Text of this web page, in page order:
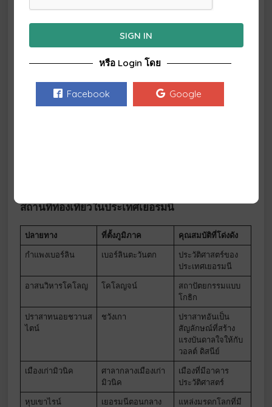
9.ประเทศเยอรมนี
ประเทศเยอรมนีอยู่ในอันดับที่ 9 โดยมี นักท่องเที่ยวจำนวน
ที่ทางประวัติศาสตร์ และแน่นอนว่ารวมถึงเทศกาล
สถานที่ท่องเที่ยวในประเทศเยอรมนี
ปลายทาง ที่ตั้งภูมิภาค
คุณสมบัติที่โด่งดัง
กำแพงเบอร์ลิน
เบอร์ลินตะวันตก
ประวัติศาสตร์ของ
ประเทศเยอรมนี
อาสนวิหารโคโลญ
โคโลญจน์
สถาปัตยกรรมแบบ
โกธิก
ปราสาทนอยชวานส
ไตน์
ชวังเกา
ปราสาทอันเป็น
สัญลักษณ์ที่สร้าง
แรงบันดาลใจให้กับ
วอลต์ ดิสนีย์
เมืองเก่ามิวนิค
ศาลากลางเมืองเก่า
มิวนิค
เมืองที่มีอาคาร
ประวัติศาสตร์
หุบเขาไรน์
เยอรมนีตอนกลาง
แหล่งมรดกโลกที่มี
SIGN IN
หรือ Login โดย
Facebook Google